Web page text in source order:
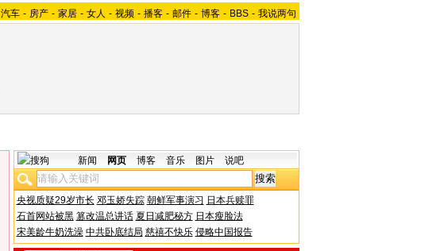
汽车 - 房产 - 家居 - 女人 - 视频 - 播客 - 邮件 - 博客 - BBS - 我说两句
新闻 网页 博客 音乐 图片 说吧
央视质疑29岁市长 邓玉娇失踪 朝鲜军事演习 日本兵赎罪
石首网站被黑 篡改温总讲话 夏日减肥秘方 日本瘦脸法
宋美龄牛奶洗澡 中共卧底结局 慈禧不快乐 侵略中国报告